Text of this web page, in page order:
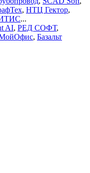
, НТЦ Гектор,
...
AI, РЕД СОФТ,
, Базальт